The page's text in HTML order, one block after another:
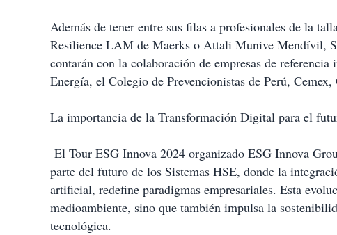
Además de tener entre sus filas a profesionales de la
Resilience LAM de Maerks o Attali Munive Mendívil,
contarán con la colaboración de empresas de
Energía, el Colegio de Prevencionistas de Perú,
La importancia de la Transformación Digital para el
El Tour ESG Innova 2024 organizado ESG Innova
parte del futuro de los Sistemas HSE, donde la
artificial, redefine paradigmas empresariales. Esta
medioambiente, sino que también impulsa la
tecnológica.